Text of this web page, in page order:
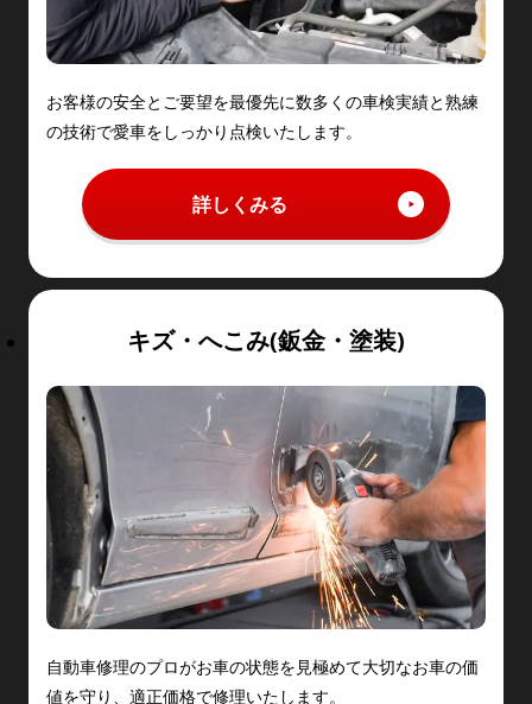
お客様の安全とご要望を最優先に数多くの車検実績と熟練
の技術で愛車をしっかり点検いたします。
詳しくみる
キズ・へこみ(鈑金・塗装)
自動車修理のプロがお車の状態を見極めて大切なお車の価
値を守り、適正価格で修理いたします。